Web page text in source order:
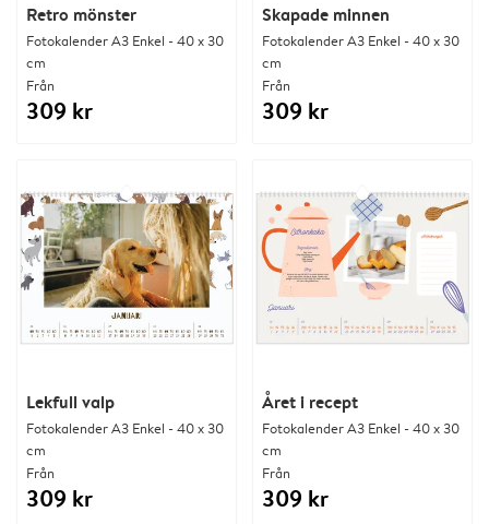
Retro mönster
Fotokalender A3 Enkel - 40 x 30
cm
Från
309 kr
Skapade minnen
Fotokalender A3 Enkel - 40 x 30
cm
Från
309 kr
Lekfull valp
Fotokalender A3 Enkel - 40 x 30
cm
Från
309 kr
Året i recept
Fotokalender A3 Enkel - 40 x 30
cm
Från
309 kr